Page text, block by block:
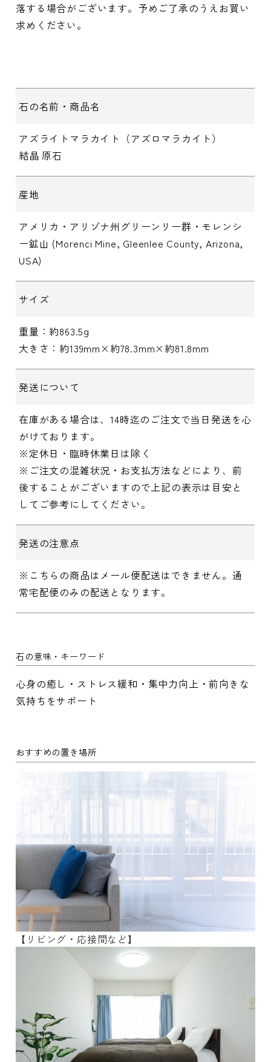
落する場合がございます。予めご了承のうえお買い
求めください。
石の名前・商品名
アズライトマラカイト（アズロマラカイト）
結晶 原石
産地
アメリカ・アリゾナ州グリーンリー群・モレンシ
ー鉱山 (Morenci Mine, Gleenlee County, Arizona,
USA)
サイズ
重量：約863.5g
大きさ：約139mm×約78.3mm×約81.8mm
発送について
在庫がある場合は、14時迄のご注文で当日発送を心
がけております。
※定休日・臨時休業日は除く
※ご注文の混雑状況・お支払方法などにより、前
後することがございますので上記の表示は目安と
してご参考にしてください。
発送の注意点
※こちらの商品はメール便配送はできません。通
常宅配便のみの配送となります。
石の意味・キーワード
心身の癒し・ストレス緩和・集中力向上・前向きな
気持ちをサポート
おすすめの置き場所
【リビング・応接間など】